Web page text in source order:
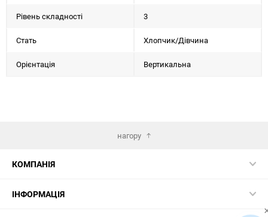
Рівень складності 3
Стать Хлопчик/Дiвчина
Орієнтація Вертикальна
нагору
КОМПАНІЯ
ІНФОРМАЦІЯ